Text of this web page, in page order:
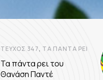
ΤΕΎΧΟΣ 347, ΤΑ ΠΆΝΤΑ ΡΕΊ
Τα πάντα ρει του
Θανάση Παντέ